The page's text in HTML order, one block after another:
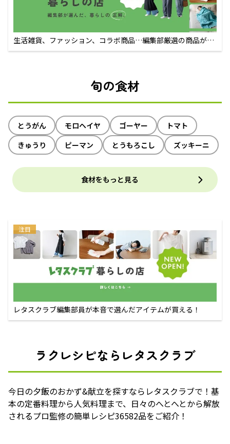
生活雑貨、ファッション、コラボ商品…編集部厳選の商品が買
えるECサイト
旬の食材
とうがん モロヘイヤ ゴーヤー
トマト
きゅうり
ピーマン とうもろこし ズッキーニ
食材をもっと見る
注目
レタスクラブ編集部員が本音で選んだアイテムが買える！
ラクレシピならレタスクラブ
今日の夕飯のおかず&献立を探すならレタスクラブで！基
本の定番料理から人気料理まで、日々のへとへとから解放
されるプロ監修の簡単レシピ36582品をご紹介！